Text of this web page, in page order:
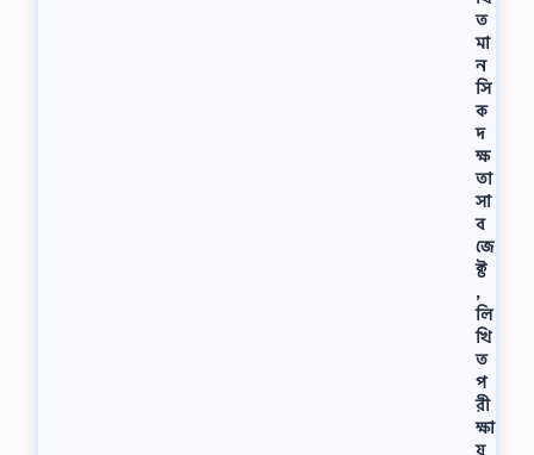
ত
মা
ন
সি
ক
দ
ক্ষ
তা
সা
ব
জে
ক্ট
,
লি
খি
ত
প
রী
ক্ষা
য়